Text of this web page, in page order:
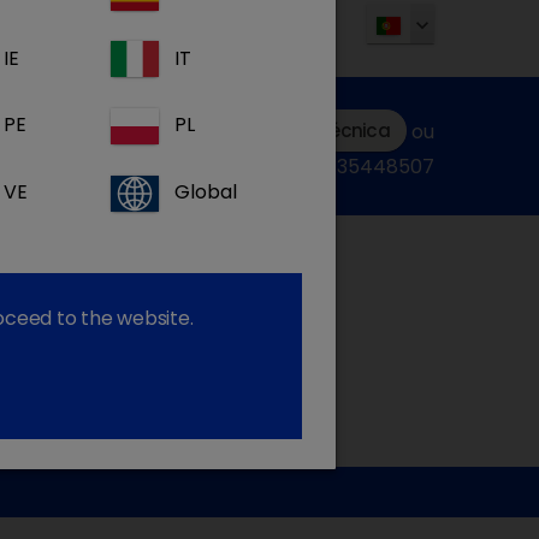
Submeter uma consulta técnica
ou
ligue:+34935448507
IE IT
PE PL
VE Global
to the website.